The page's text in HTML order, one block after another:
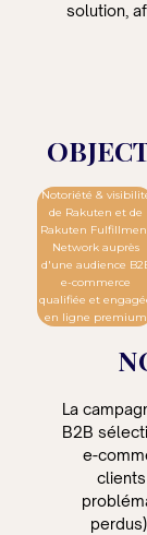
solution,
Notoriété &
de Rakuten et de
Rakuten
Network auprès
d'une audience
e-commerce
qualifiée et
en ligne premium
La
B2B
e-